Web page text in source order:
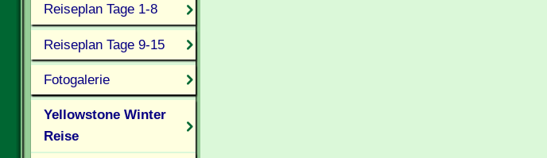
Reiseplan Tage 1-8
Reiseplan Tage 9-15
Fotogalerie
Yellowstone Winter
Reise